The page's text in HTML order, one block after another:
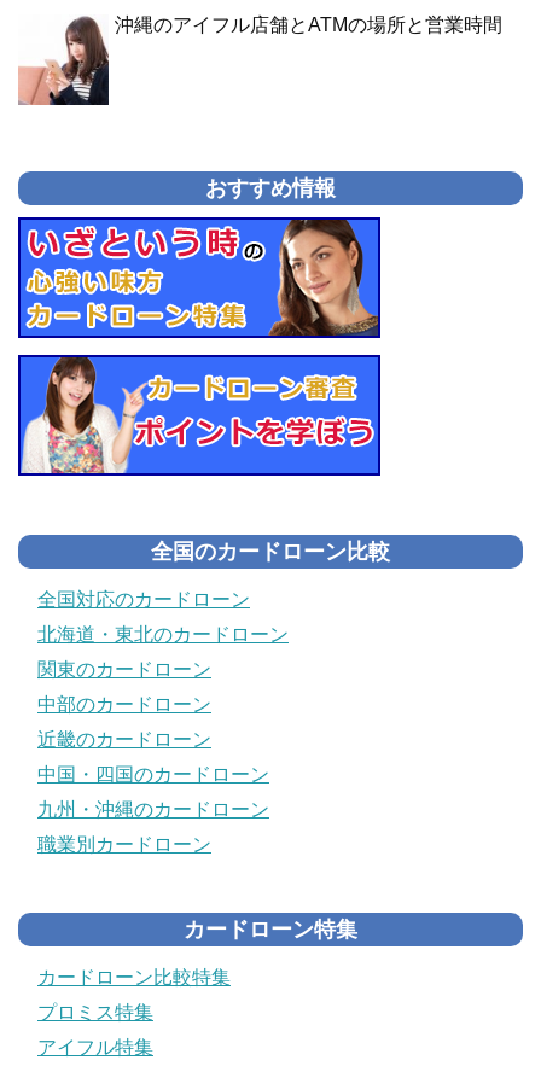
沖縄のアイフル店舗とATMの場所と営業時間
おすすめ情報
全国のカードローン比較
全国対応のカードローン
北海道・東北のカードローン
関東のカードローン
中部のカードローン
近畿のカードローン
中国・四国のカードローン
九州・沖縄のカードローン
職業別カードローン
カードローン特集
カードローン比較特集
プロミス特集
アイフル特集